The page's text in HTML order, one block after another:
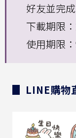
好友並完
下載期限
使用期限
▊ LINE購物